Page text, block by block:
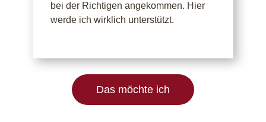
bei der Richtigen angekommen. Hier
werde ich wirklich unterstützt.
Das möchte ich